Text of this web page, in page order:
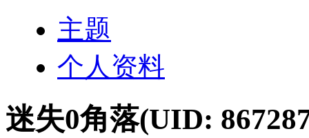
主题
个人资料
迷失0角落(UID: